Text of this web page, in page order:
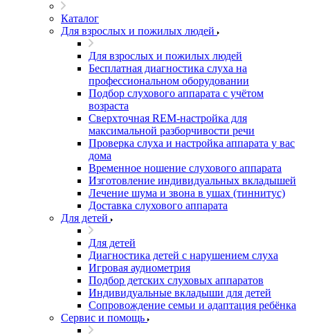
Каталог
Для взрослых и пожилых людей
Для взрослых и пожилых людей
Бесплатная диагностика слуха на
профессиональном оборудовании
Подбор слухового аппарата с учётом
возраста
Сверхточная REM-настройка для
максимальной разборчивости речи
Проверка слуха и настройка аппарата у вас
дома
Временное ношение слухового аппарата
Изготовление индивидуальных вкладышей
Лечение шума и звона в ушах (тиннитус)
Доставка слухового аппарата
Для детей
Для детей
Диагностика детей с нарушением слуха
Игровая аудиометрия
Подбор детских слуховых аппаратов
Индивидуальные вкладыши для детей
Сопровождение семьи и адаптация ребёнка
Сервис и помощь